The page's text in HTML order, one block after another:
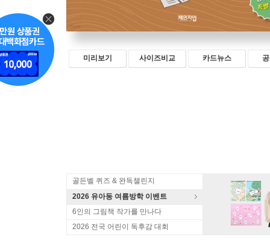
미리보기 사이즈비교 카드뉴스
골든벨 퀴즈 & 완독챌린지
2026 유아동 여름방학 이벤트
6인의 그림책 작가를 만나다
2026 전국 어린이 독후감 대회